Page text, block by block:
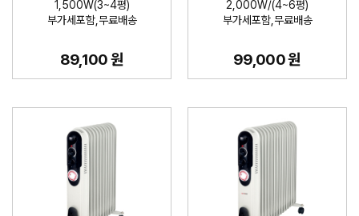
1,500W(3~4평)
부가세포함,무료배송
89,100 원
2,000W/(4~6평)
부가세포함,무료배송
99,000 원